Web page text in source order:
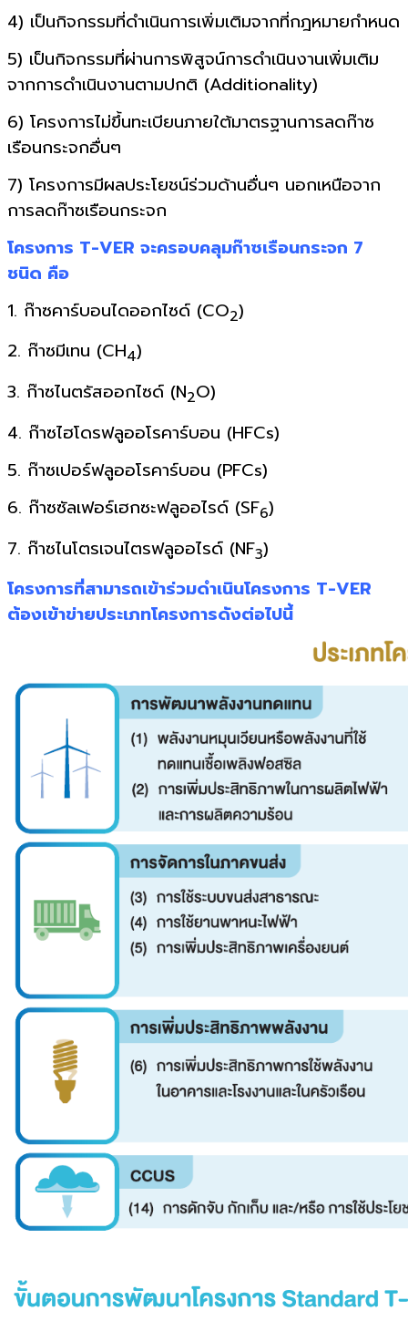
4) เป็นกิจกรรมที่ดำเนินการเพิ่มเติมจากที่กฎหมายกำหนด
5) เป็นกิจกรรมที่ผ่านการพิสูจน์การดำเนินงานเพิ่มเติม
จากการดำเนินงานตามปกติ (Additionality)
6) โครงการไม่ขึ้นทะเบียนภายใต้มาตรฐานการลดก๊าซ
เรือนกระจกอื่นๆ
7) โครงการมีผลประโยชน์ร่วมด้านอื่นๆ นอกเหนือจาก
การลดก๊าซเรือนกระจก
โครงการ T-VER จะครอบคลุมก๊าซเรือนกระจก 7
ชนิด คือ
1. ก๊าซคาร์บอนไดออกไซด์ (CO2)
2. ก๊าซมีเทน (CH4)
3. ก๊าซไนตรัสออกไซด์ (N2O)
4. ก๊าซไฮโดรฟลูออโรคาร์บอน (HFCs)
5. ก๊าซเปอร์ฟลูออโรคาร์บอน (PFCs)
6. ก๊าซซัลเฟอร์เฮกซะฟลูออไรด์ (SF6)
7. ก๊าซไนโตรเจนไตรฟลูออไรด์ (NF3)
โครงการที่สามารถเข้าร่วมดำเนินโครงการ T-VER
ต้องเข้าข่ายประเภทโครงการดังต่อไปนี้